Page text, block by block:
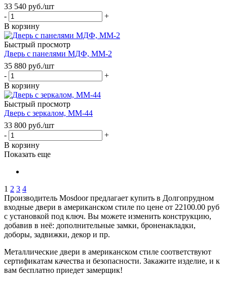
33 540 руб./шт
-
+
В корзину
Быстрый просмотр
Дверь с панелями МДФ, ММ-2
35 880 руб./шт
-
+
В корзину
Быстрый просмотр
Дверь с зеркалом, ММ-44
33 800 руб./шт
-
+
В корзину
Показать еще
1 2 3 4
Производитель Mosdoor предлагает купить в Долгопрудном
входные двери в американском стиле по цене от 22100.00 руб
с установкой под ключ. Вы можете изменить конструкцию,
добавив в неё: дополнительные замки, броненакладки,
доборы, задвижки, декор и пр.
Металлические двери в американском стиле соответствуют
сертификатам качества и безопасности. Закажите изделие, и к
вам бесплатно приедет замерщик!